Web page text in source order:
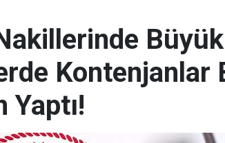
Kontenjanlar
Yaptı!